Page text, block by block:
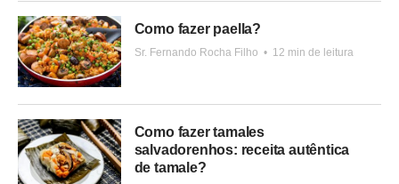
Como fazer paella?
Sr. Fernando Rocha Filho • 12 min de leitura
Como fazer tamales
salvadorenhos: receita autêntica
de tamale?